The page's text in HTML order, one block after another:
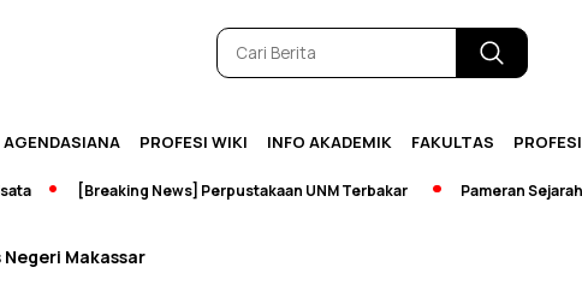
AGENDASIANA PROFESI WIKI INFO AKADEMIK FAKULTAS
[Breaking News] Perpustakaan UNM Terbakar Pameran Sejarah
Makassar